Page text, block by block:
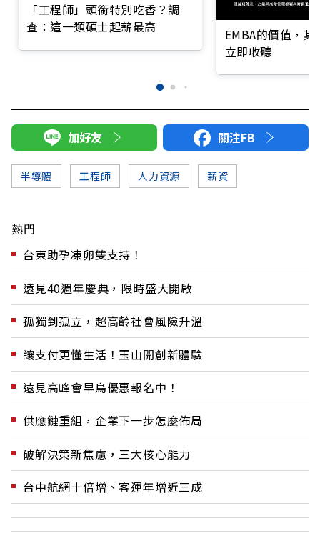
「工程師」頭銜特別吃香？調
查：這一類碩士起薪最高
EMBA的價值，
立即收聽
加好友 關注FB
半導體 工程師 人力資源 薪資
熱門
台東助孕凍卵雙支持！
遠見40週年慶典，限時盛大開啟
孤獨到孤立，超高齡社會風險升溫
讓支付更懂生活！玉山開創新體驗
遠見高峰會早鳥優惠報名中！
供應鏈重組，企業下一步怎麼佈局
破解決策新焦慮，三大核心能力
台中航網十倍增、客運年增近三成